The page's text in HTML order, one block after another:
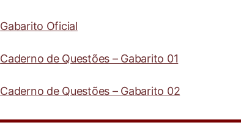
Gabarito Oficial
Caderno de Questões – Gabarito 01
Caderno de Questões – Gabarito 02